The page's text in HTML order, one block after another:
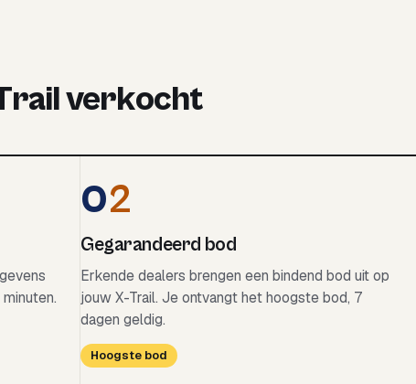
verkocht
02
Gegarandeerd bod
Erkende dealers brengen een bindend bod uit op
jouw X-Trail. Je ontvangt het hoogste bod, 7
dagen geldig.
Hoogste bod